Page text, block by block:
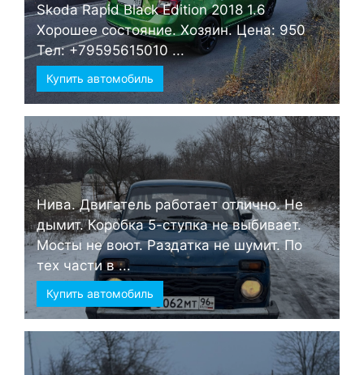
Skoda Rapid Black Edition 2018 1.6
Хорошее состояние. Хозяин. Цена: 950
Тел: +79595615010 ...
Купить автомобиль
Нива. Двигатель работает отлично. Не
дымит. Коробка 5-ступка не выбивает.
Мосты не воют. Раздатка не шумит. По
тех части в ...
Купить автомобиль